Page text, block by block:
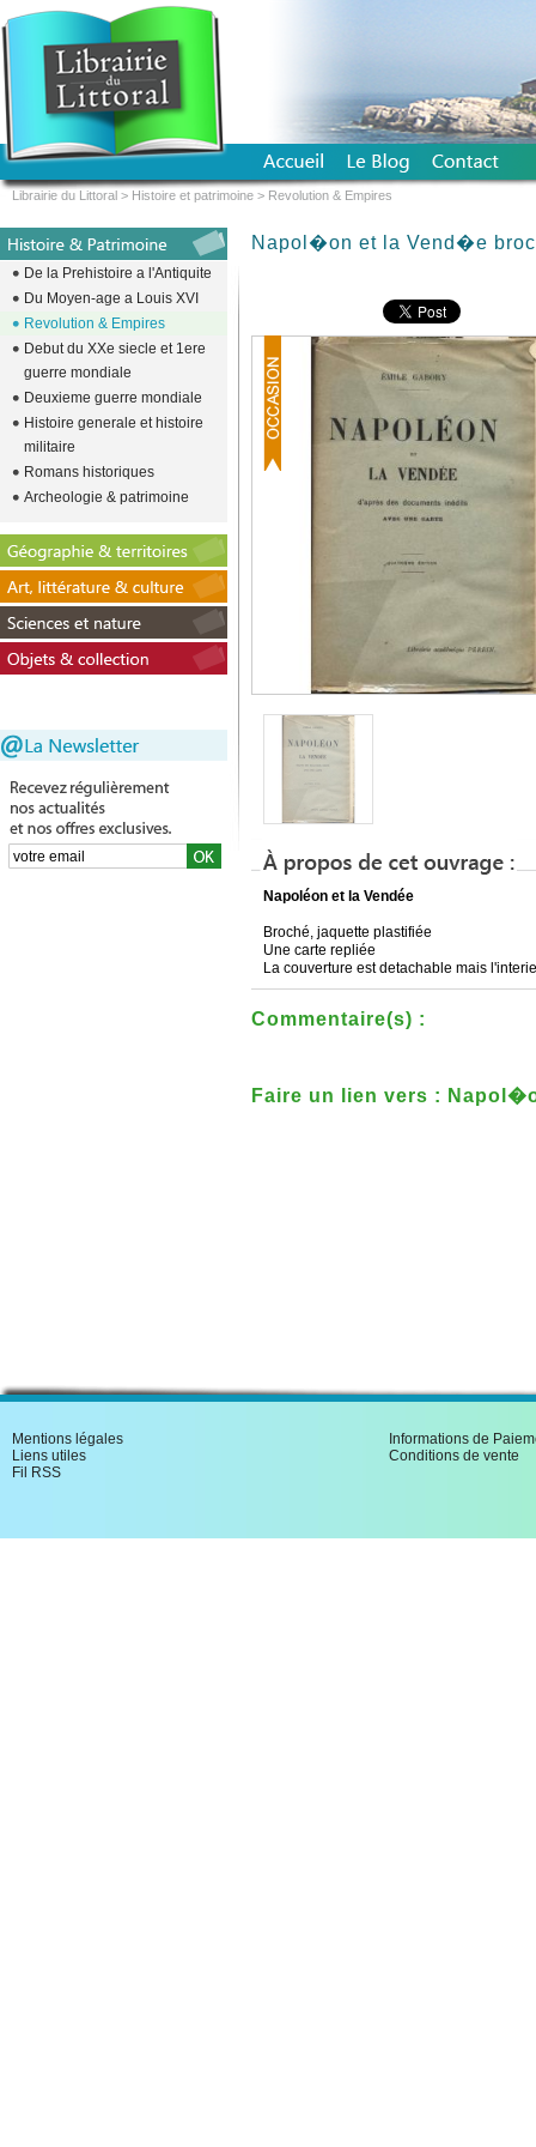
Napol�on et la Vend�e
Napoléon et la Vendée
Broché, jaquette plastifiée
Une carte repliée
La couverture est detachable mais
Commentaire(s) :
Faire un lien vers :
De la Prehistoire a l'Antiquite
Du Moyen-age a Louis XVI
Revolution & Empires
Debut du XXe siecle et 1ere
guerre mondiale
Deuxieme guerre mondiale
Histoire generale et histoire
militaire
Romans historiques
Archeologie & patrimoine
Librairie du Littoral > Histoire et patrimoine > Revolution & Empires
Mentions légales
Liens utiles
Fil RSS
Informations de
Conditions de vente